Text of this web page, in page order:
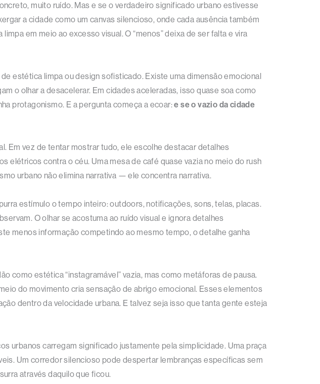
muito ruído. Mas e se o verdadeiro significado urbano estivesse
a cidade como um canvas silencioso, onde cada ausência também
em meio ao excesso visual. O “menos” deixa de ser falta e vira
estética limpa ou design sofisticado. Existe uma dimensão emocional
o olhar a desacelerar. Em cidades aceleradas, isso quase soa como
protagonismo. E a pergunta começa a ecoar:e se o vazio da cidade
Em vez de tentar mostrar tudo, ele escolhe destacar detalhes
elétricos contra o céu. Uma mesa de café quase vazia no meio do rush
urbano não elimina narrativa — ele concentra narrativa.
estímulo o tempo inteiro: outdoors, notificações, sons, telas, placas.
O olhar se acostuma ao ruído visual e ignora detalhes
menos informação competindo ao mesmo tempo, o detalhe ganha
como estética “instagramável” vazia, mas como metáforas de pausa.
do movimento cria sensação de abrigo emocional. Esses elementos
dentro da velocidade urbana. E talvez seja isso que tanta gente esteja
urbanos carregam significado justamente pela simplicidade. Uma praça
Um corredor silencioso pode despertar lembranças específicas sem
através daquilo que ficou.